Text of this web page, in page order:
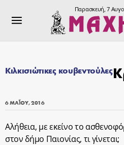
Παρασκευή, 7
Κιλκισιώτικες κουβεντούλες
6 ΜΑΪ́ΟΥ, 2016
Αλήθεια, με εκείνο το
στον δήμο Παιονίας, τι γίνεται;